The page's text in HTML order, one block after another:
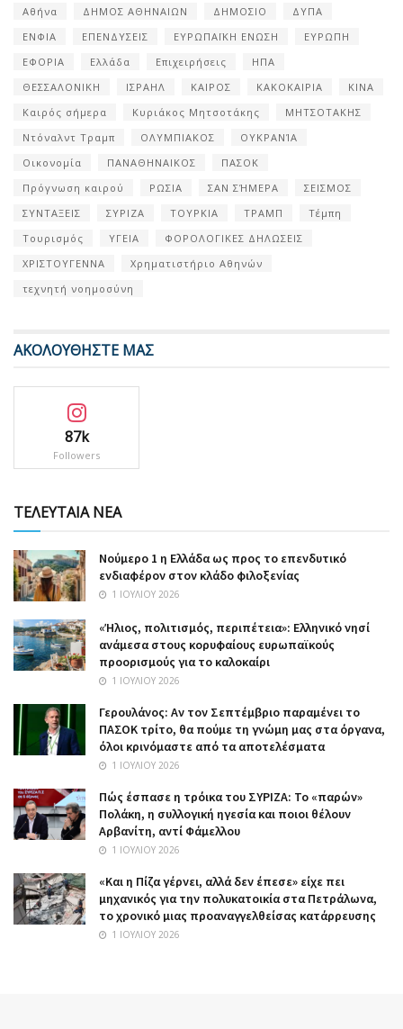
Αθήνα
ΔΗΜΟΣ ΑΘΗΝΑΙΩΝ ΔΗΜΟΣΙΟ
ΔΥΠΑ
ΕΝΦΙΑ
ΕΠΕΝΔΥΣΕΙΣ ΕΥΡΩΠΑΪΚΗ ΕΝΩΣΗ
ΕΥΡΩΠΗ
ΕΦΟΡΙΑ
Ελλάδα Επιχειρήσεις
ΗΠΑ
ΘΕΣΣΑΛΟΝΙΚΗ
ΙΣΡΑΗΛ ΚΑΙΡΟΣ ΚΑΚΟΚΑΙΡΙΑ
ΚΙΝΑ
Καιρός σήμερα
Κυριάκος Μητσοτάκης
ΜΗΤΣΟΤΑΚΗΣ
Ντόναλντ Τραμπ
ΟΛΥΜΠΙΑΚΟΣ
ΟΥΚΡΑΝΊΑ
Οικονομία
ΠΑΝΑΘΗΝΑΙΚΟΣ
ΠΑΣΟΚ
Πρόγνωση καιρού
ΡΩΣΙΑ ΣΑΝ ΣΉΜΕΡΑ
ΣΕΙΣΜΟΣ
ΣΥΝΤΑΞΕΙΣ
ΣΥΡΙΖΑ ΤΟΥΡΚΙΑ ΤΡΑΜΠ
Τέμπη
Τουρισμός
ΥΓΕΙΑ
ΦΟΡΟΛΟΓΙΚΕΣ ΔΗΛΩΣΕΙΣ
ΧΡΙΣΤΟΥΓΕΝΝΑ
Χρηματιστήριο Αθηνών
τεχνητή νοημοσύνη
ΑΚΟΛΟΥΘΗΣΤΕ ΜΑΣ
87k
Followers
ΤΕΛΕΥΤΑΙΑ ΝΕΑ
Nούμερο 1 η Ελλάδα ως προς το επενδυτικό
ενδιαφέρον στον κλάδο φιλοξενίας
1 ΙΟΥΛΊΟΥ 2026
«Ήλιος, πολιτισμός, περιπέτεια»: Ελληνικό νησί
ανάμεσα στους κορυφαίους ευρωπαϊκούς
προορισμούς για το καλοκαίρι
1 ΙΟΥΛΊΟΥ 2026
Γερουλάνος: Αν τον Σεπτέμβριο παραμένει το
ΠΑΣΟΚ τρίτο, θα πούμε τη γνώμη μας στα όργανα,
όλοι κρινόμαστε από τα αποτελέσματα
1 ΙΟΥΛΊΟΥ 2026
Πώς έσπασε η τρόικα του ΣΥΡΙΖΑ: Το «παρών»
Πολάκη, η συλλογική ηγεσία και ποιοι θέλουν
Αρβανίτη, αντί Φάμελλου
1 ΙΟΥΛΊΟΥ 2026
«Και η Πίζα γέρνει, αλλά δεν έπεσε» είχε πει
μηχανικός για την πολυκατοικία στα Πετράλωνα,
το χρονικό μιας προαναγγελθείσας κατάρρευσης
1 ΙΟΥΛΊΟΥ 2026